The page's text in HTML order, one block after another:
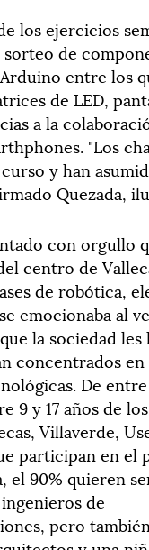
los ejercicios
de
entre los
de LED,
a la
"Los
y han
Quezada,
con orgullo
centro de
de robótica,
emocionaba al
la sociedad les
concentrados en
De entre
9 y 17 años de
Villaverde,
participan en el
el 90% quieren
de
pero